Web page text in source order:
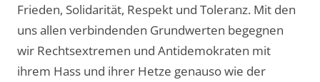
Frieden, Solidarität, Respekt und Toleranz. Mit den
uns allen verbindenden Grundwerten begegnen
wir Rechtsextremen und Antidemokraten mit
ihrem Hass und ihrer Hetze genauso wie der